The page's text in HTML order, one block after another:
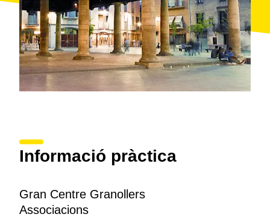
Informació pràctica
Gran Centre Granollers
Associacions